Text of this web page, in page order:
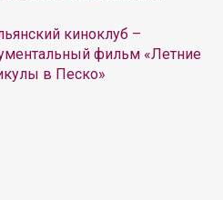
киноклуб –
фильм «Летние
в Песко»